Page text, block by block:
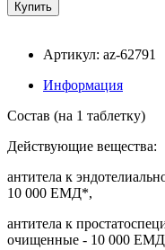
Артикул: az-62791
Информация
Состав (на 1 таблетку)
Действующие вещества:
антитела к
10 000 ЕМД*,
антитела к
очищенные - 10 000